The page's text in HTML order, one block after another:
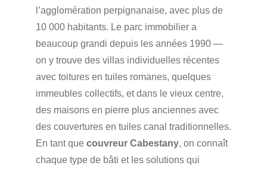
l’agglomération perpignanaise, avec plus de
10 000 habitants. Le parc immobilier a
beaucoup grandi depuis les années 1990 —
on y trouve des villas individuelles récentes
avec toitures en tuiles romanes, quelques
immeubles collectifs, et dans le vieux centre,
des maisons en pierre plus anciennes avec
des couvertures en tuiles canal traditionnelles.
En tant que couvreur Cabestany, on connaît
chaque type de bâti et les solutions qui